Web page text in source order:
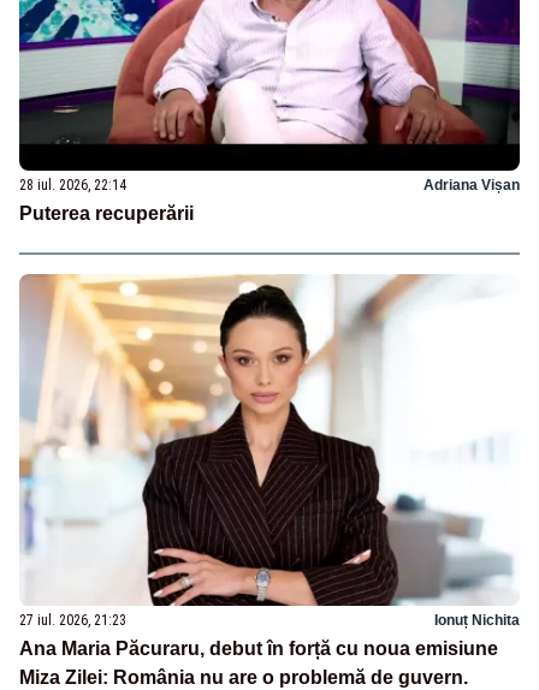
28 iul. 2026, 22:14 Adriana Vișan
Puterea recuperării
27 iul. 2026, 21:23 Ionuț Nichita
Ana Maria Păcuraru, debut în forță cu noua emisiune
Miza Zilei: România nu are o problemă de guvern.